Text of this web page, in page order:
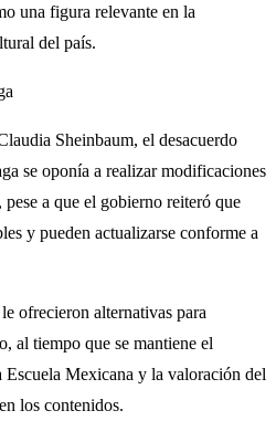
una figura relevante en la
del país.
Sheinbaum, el desacuerdo
se oponía a realizar modificaciones
a que el gobierno reiteró que
y pueden actualizarse conforme a
ofrecieron alternativas para
al tiempo que se mantiene el
Mexicana y la valoración del
los contenidos.